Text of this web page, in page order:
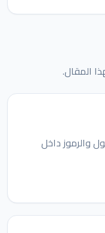
المقال.
والرموز داخل